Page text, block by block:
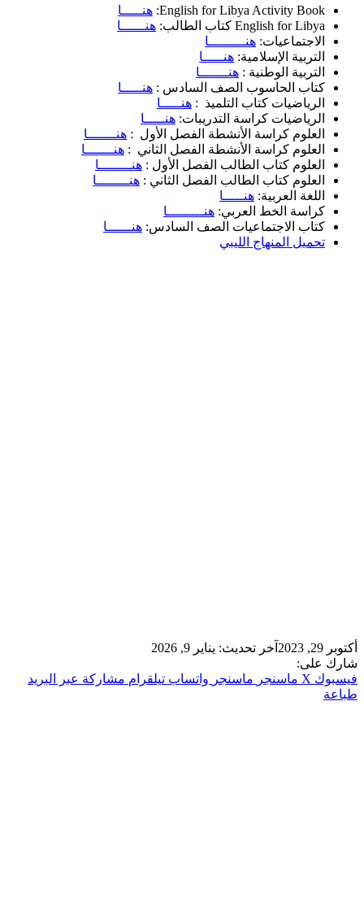
English for Libya Activity Book: هنـــــا
English for Libya كتاب الطالب:
هنــــــا
الاجتماعيات: هنـــــــــا
التربية الإسلامية: هنـــــا
التربية الوطنية : هنـــــــا
كتاب الحاسوب الصف السادس : هنـــــا
الرياضيات كتاب التلميذ : هنـــــا
الرياضيات كراسة التدريبات: هنـــــا
العلوم كراسة الأنشطة الفصل الأول : هنـــــــا
العلوم كراسة الأنشطة الفصل الثاني : هنـــــــا
العلوم كتاب الطالب الفصل الأول : هنــــــــا
العلوم كتاب الطالب الفصل الثاني : هنــــــــا
اللغة العربية: هنـــــا
كراسة الخط العربي: هنـــــــــا
كتاب الاجتماعيات الصف السادس: هنــــــا
تحميل المنهاج الليبي
أكتوبر 29, 2023
آخر تحديث: يناير 9, 2026
شارك على:
فيسبوك ‫X ماسنجر ماسنجر واتساب تيلقرام مشاركة عبر البريد
طباعة